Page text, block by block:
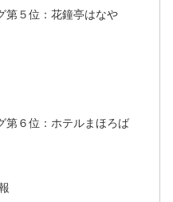
第５位：花鐘亭はなや
第６位：ホテルまほろば